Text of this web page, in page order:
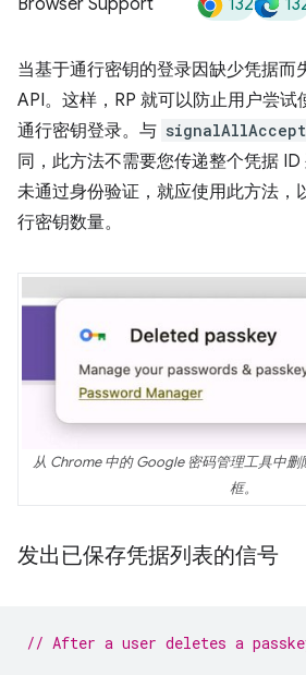
Browser Support
当基于通行密钥的登录因缺少凭据而
API。 这样，RP 就可以防止用户尝试
通行密钥登录。与
同，此方法不需要您传递整个凭据
未通过身份验证，就应使用此方法，
行密钥数量。
从 Chrome 中的 Google 密码管理工具中
框。
发出已保存凭据列表的信号
// After a user deletes a